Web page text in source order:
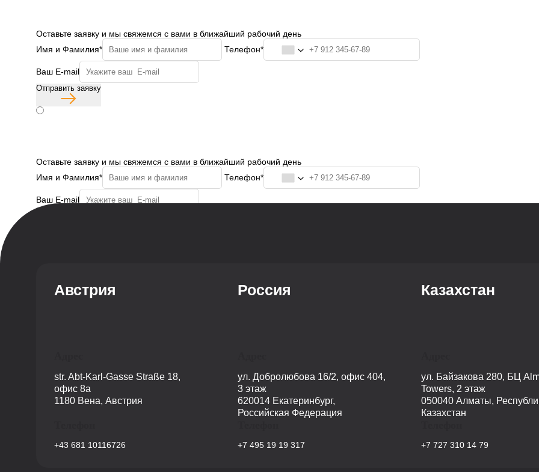
Оставьте заявку и мы свяжемся с вами в ближайший рабочий день
Имя и Фамилия*
Телефон*
Ваш E-mail
Отправить заявку
Оставьте заявку и мы свяжемся с вами в ближайший рабочий день
Имя и Фамилия*
Телефон*
Ваш E-mail
Австрия
str. Abt-Karl-Gasse Straße 18,
офис 8a
1180 Вена, Австрия
+43 681 10116726
Россия
ул. Добролюбова 16/2, офис 404,
3 этаж
620014 Екатеринбург,
Российская Федерация
+7 495 19 19 317
Казахстан
ул. Байзакова 280, БЦ
Towers, 2 этаж
050040 Алматы,
Казахстан
+7 727 310 14 79